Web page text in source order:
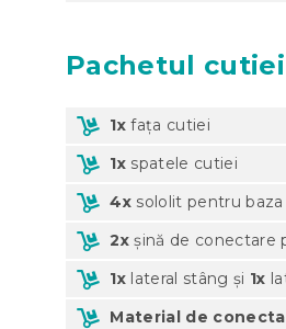
Pachetul
1x fața cutiei
1x spatele cutiei
4x sololit pentru
2x șină de conectare
1x lateral stâng și 1x
Material de